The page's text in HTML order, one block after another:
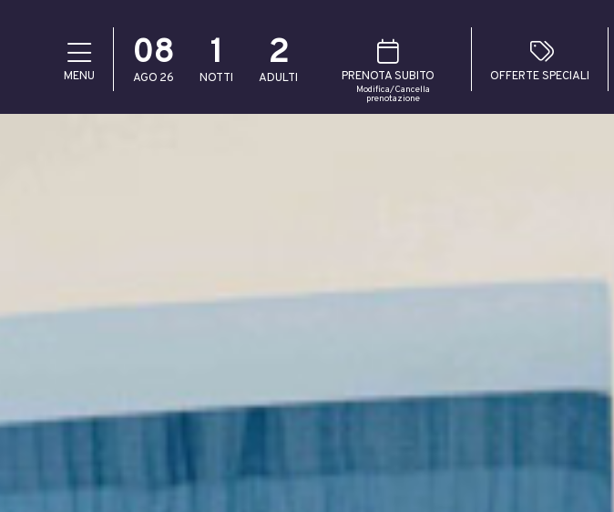
MENU
08
AGO 26
1
NOTTI
2
ADULTI PRENOTA SUBITO
Modifica/Cancella
prenotazione
OFFERTE SPECIALI